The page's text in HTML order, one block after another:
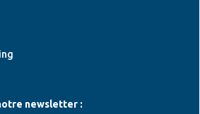
newsletter :